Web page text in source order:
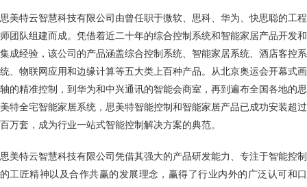
思美特云智慧科技有限公司由曾任职于微软、思科、华为、快思聪的工程
师团队组建而成。凭借着近二十年的综合控制系统和智能家居产品开发和
集成经验，该公司的产品涵盖综合控制系统、智能家居系统、酒店客控系
统、物联网应用和边缘计算等五大类上百种产品。从北京奥运会开幕式画
轴的精准控制，到华为和中兴通讯的智能会商室，再到遍布全国各地的思
美特全宅智能家居系统，思美特智能控制和智能家居产品已成功安装超过
百万套，成为行业一站式智能控制解决方案的典范。
思美特云智慧科技有限公司凭借其强大的产品研发能力、专注于智能控制
的工匠精神以及合作共赢的发展理念，赢得了行业内外的广泛认可和口